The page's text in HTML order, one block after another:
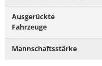
Ausgerückte
Fahrzeuge
Mannschaftsstärke